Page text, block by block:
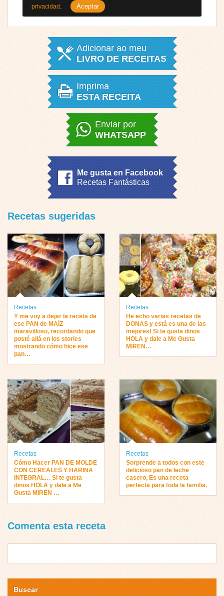
Adicionar ao meu
LIVRO DE RECEITAS
Imprima
ESTA RECEITA
Enviar por
WHATSAPP
Me gusta en Facebook
Recetas Fantásticas
Recetas sugeridas
Recetas
Y me voy a dejar la receta de
ese PAN de MAÍZ
maravilloso, recordando que
posté allá en los stories
mostrando cómo hice ese
pan…
Recetas
He echo varias recetas de
DONAS y está es una de las
mejores! Si te gusta dinos
HOLA y dale a Me Gusta
MIREN…
Recetas
Cómo Hacer PAN DE MOLDE
CON CEREALES Y HARINA
INTEGRAL… Si te gusta
dinos HOLA y dale a Me
Gusta MIREN …
Recetas
Sorprende a todos con este
delicioso pan de leche
casero, Es una receta
perfecta para toda la familia.
Comenta esta receta
Buscar
privacidad . Aceptar